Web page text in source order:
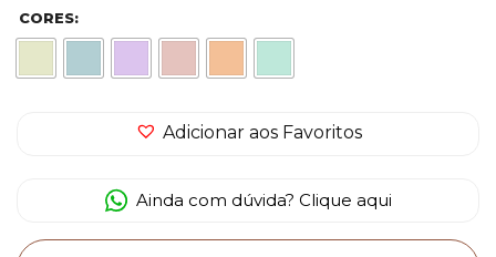
CORES:
Adicionar aos Favoritos
Ainda com dúvida? Clique aqui